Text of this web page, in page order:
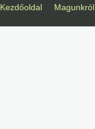
Kezdőoldal Magunkról